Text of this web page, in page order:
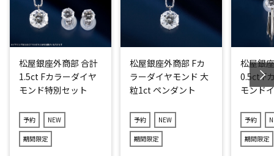
松屋銀座外商部 合計
1.5ct Fカラーダイヤ
モンド特別セット
予約 NEW
期間限定
松屋銀座外商部 Fカ
ラーダイヤモンド 大
粒1ct ペンダント
予約 NEW
期間限定
松屋銀
0.5ct F
モンド
予約
期間限定